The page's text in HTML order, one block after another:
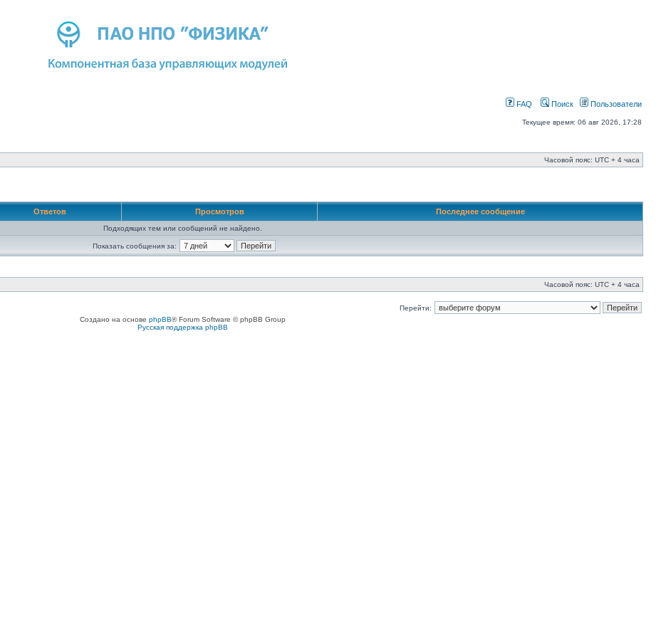
FAQ Поиск Пользователи
Текущее время: 06 авг 2026, 17:28
Часовой пояс: UTC + 4 часа
Ответов Просмотров Последнее сообщение
Подходящих тем или сообщений не найдено.
Показать сообщения за:
Часовой пояс: UTC + 4 часа
Перейти:
Создано на основе phpBB® Forum Software © phpBB Group
Русская поддержка phpBB